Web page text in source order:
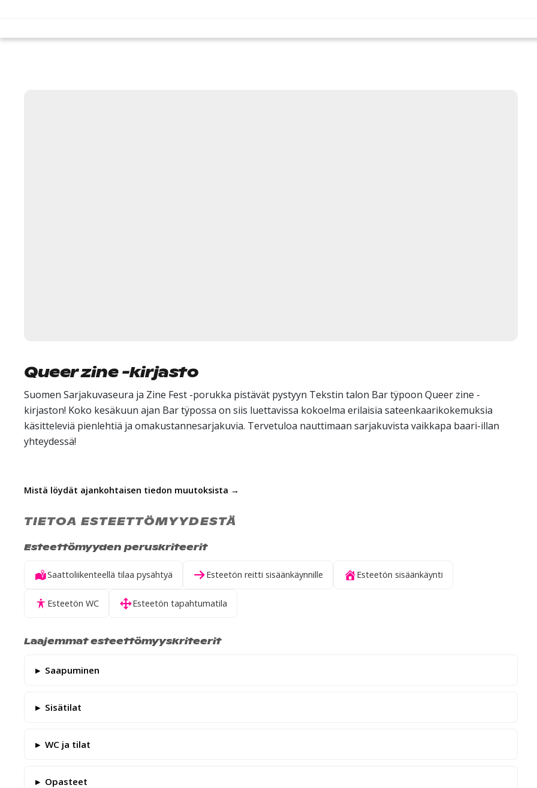
Queer zine -kirjasto
Suomen Sarjakuvaseura ja Zine Fest -porukka pistävät pystyyn Tekstin talon Bar tÿpoon Queer zine -
kirjaston! Koko kesäkuun ajan Bar tÿpossa on siis luettavissa kokoelma erilaisia sateenkaarikokemuksia
käsitteleviä pienlehtiä ja omakustannesarjakuvia. Tervetuloa nauttimaan sarjakuvista vaikkapa baari-illan
yhteydessä!
Mistä löydät ajankohtaisen tiedon muutoksista →
TIETOA ESTEETTÖMYYDESTÄ
Esteettömyyden peruskriteerit
Saattoliikenteellä tilaa pysähtyä Esteetön reitti sisäänkäynnille Esteetön sisäänkäynti
Esteetön WC Esteetön tapahtumatila
Laajemmat esteettömyyskriteerit
Saapuminen
Sisätilat
WC ja tilat
Opasteet